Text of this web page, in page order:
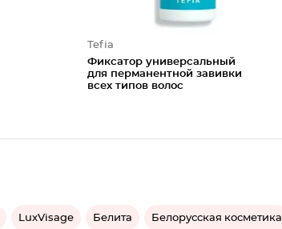
Tefia
Фиксатор универсальный
для перманентной завивки
всех типов волос
LuxVisage Белита Белорусская косметика